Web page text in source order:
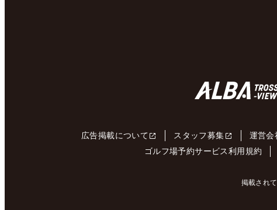
広告掲載について スタッフ募集 運営会
ゴルフ場予約サービス利用規約
掲載され